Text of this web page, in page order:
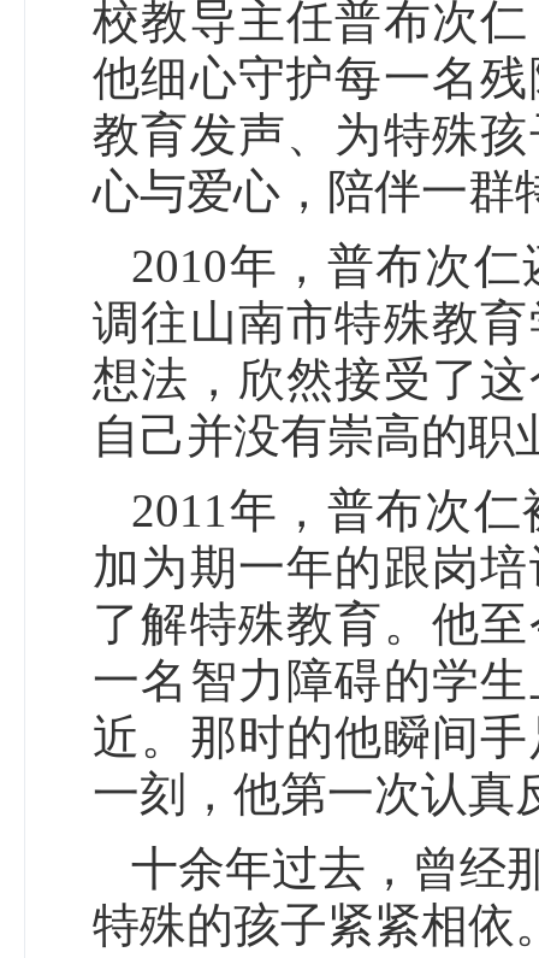
校教导主任普布次
他细心守护每一名
教育发声、为特殊
心与爱心，陪伴一群
2010年，普布次
调往山南市特殊教
想法，欣然接受了
自己并没有崇高的职
2011年，普布次
加为期一年的跟岗
了解特殊教育。他
一名智力障碍的学
近。那时的他瞬间
一刻，他第一次认真
十余年过去，曾经
特殊的孩子紧紧相依